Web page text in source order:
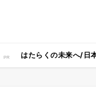
はたらくの未来へ/日